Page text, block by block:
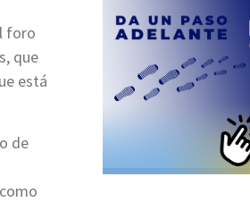
foro
que
está
de